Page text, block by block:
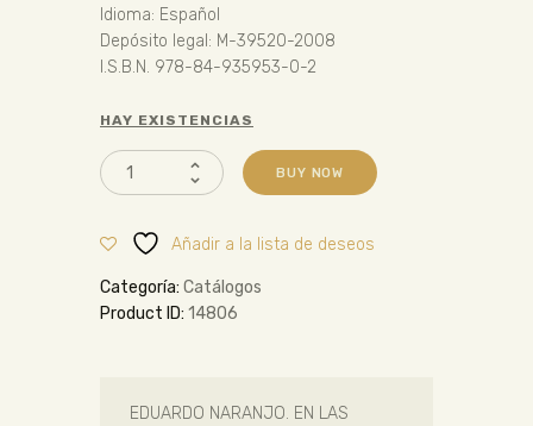
Idioma: Español
Depósito legal: M-39520-2008
I.S.B.N. 978-84-935953-0-2
HAY EXISTENCIAS
BUY NOW
Añadir a la lista de deseos
Categoría: Catálogos
Product ID: 14806
EDUARDO NARANJO. EN LAS